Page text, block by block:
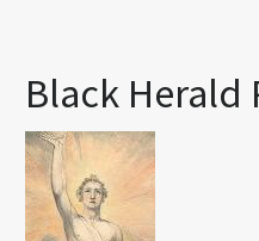
Black Herald